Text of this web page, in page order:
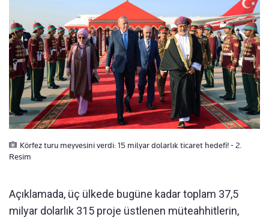
Körfez turu meyvesini verdi: 15 milyar dolarlık ticaret hedefi! - 2.
Resim
Açıklamada, üç ülkede bugüne kadar toplam 37,5
milyar dolarlık 315 proje üstlenen müteahhitlerin,